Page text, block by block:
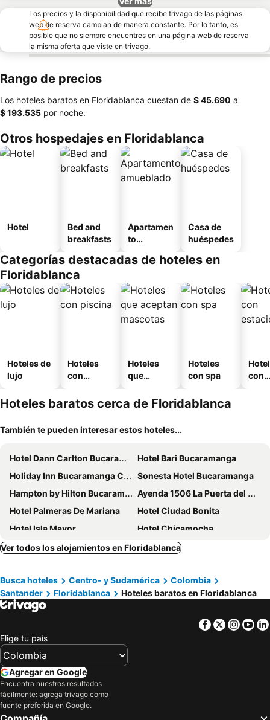
Los precios y la disponibilidad que recibe trivago de las páginas
web de reserva cambian de manera constante. Por lo tanto, es
posible que no siempre encuentres en una página web de reserva
la misma oferta que viste en trivago.
Rango de precios
Los hoteles baratos en Floridablanca cuestan de ‎$ 45.690 a
‎$ 193.535 por noche.
Otros hospedajes en Floridablanca
Hotel
Bed and
breakfasts
Apartamen
to
o
Casa de
huéspedes
Categorías destacadas de hoteles en
Floridablanca
Hoteles de
lujo
Hoteles
con
Hoteles
que
mascotas
Hoteles
con spa
con
Hoteles baratos cerca de Floridablanca
También te pueden interesar estos hoteles...
Hotel Dann Carlton Bucaramanga
Hotel Bari Bucaramanga
Holiday Inn Bucaramanga Cacique by IHG
Sonesta Hotel Bucaramanga
Hampton by Hilton Bucaramanga
Ayenda 1506 La Puerta del Sol
Hotel Palmeras De Mariana
Hotel Ciudad Bonita
Hotel Isla Mayor
Hotel Chicamocha
Hotel El Rubí
BGA Hotel
Cabecera Country Hotel
Hotel Ruittoque D Prada
Hotel Bucarica Plaza
Hotel Palonegro
Ayenda Victoria Comfort
Hotel Internacional La Triada
HOTEL HOUSTON
Hotel Palmera Real
Hotel Plazuela Real
Casa de Pinos Hotel
La Posada Central Park
Ver todos los alojamientos en Floridablanca
Busca hoteles Centro- y Sudamérica
Colombia
Santander
Floridablanca Hoteles baratos en Floridablanca
Facebook
Twitter
Elige tu país
Agregar en Google
Encuentra nuestros resultados
fácilmente: agrega trivago como
fuente preferida en Google.